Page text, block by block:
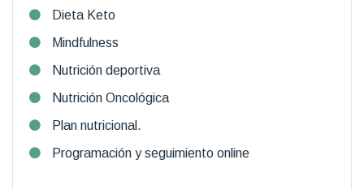
Dieta Keto
Mindfulness
Nutrición deportiva
Nutrición Oncológica
Plan nutricional.
Programación y seguimiento online